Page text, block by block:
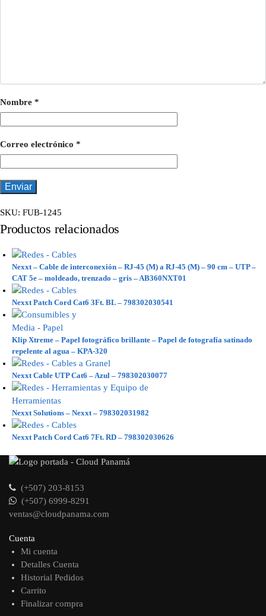
Nombre *
Correo electrónico *
SKU: FUB-1245
Productos relacionados
Nexxt – Cable de interconexión – RJ-45 (M) a RJ-45 (M) – 90 cm – UTP –
CAT 5e – moldeado, trenzado – gris – AB360NXT01
Nexxt Patch Cord Cat6 3Ft. BL – 798302030541
Klip Xtreme – Papel fotográfico brillante – Papel de fotografía satinado
repelente al agua – KPA-320
Nexxt Cable UTP Cat6 – Azul – 798302030077
Nexxt Solutions – Nexxt – 798302031982
Nexxt Patch Cord Cat6 7Ft. RD – 798302030626
(+507) 203-8153
(+507) 6999-8291
ventas@cloudpanama.com
Cuenta
Mi cuenta
Detalles Cuenta
Historial Pedidos
Carrito
Finalizar compra